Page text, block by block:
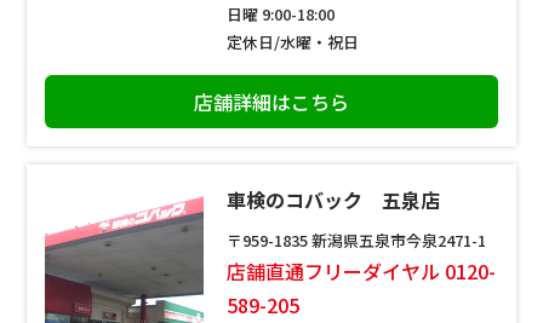
日曜 9:00-18:00
定休日/水曜・祝日
店舗詳細はこちら
車検のコバック 五泉店
〒959-1835 新潟県五泉市今泉2471-1
店舗直通フリーダイヤル 0120-
589-205